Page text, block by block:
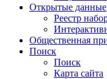
Открытые данные
Реестр
Общественная
Поиск
Поиск
Карта сайта